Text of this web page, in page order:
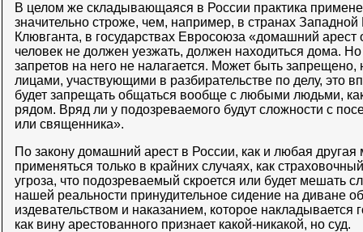
В целом же складывающаяся в России практика
значительно строже, чем, например, в странах
Клювганта, в государствах Евросоюза «домашний арест
человек не должен уезжать, должен находиться дома.
запретов на него не налагается. Может быть
лицами, участвующими в разбирательстве по делу, это
будет запрещать общаться вообще с любыми людьми,
рядом. Вряд ли у подозреваемого будут сложности с
или священника».
По закону домашний арест в России, как и любая
применяться только в крайних случаях, как
угроза, что подозреваемый скроется или будет мешать
нашей реальности принудительное сидение на диване
издевательством и наказанием, которое накладывается
как вину арестованного признает какой-никакой, но суд.